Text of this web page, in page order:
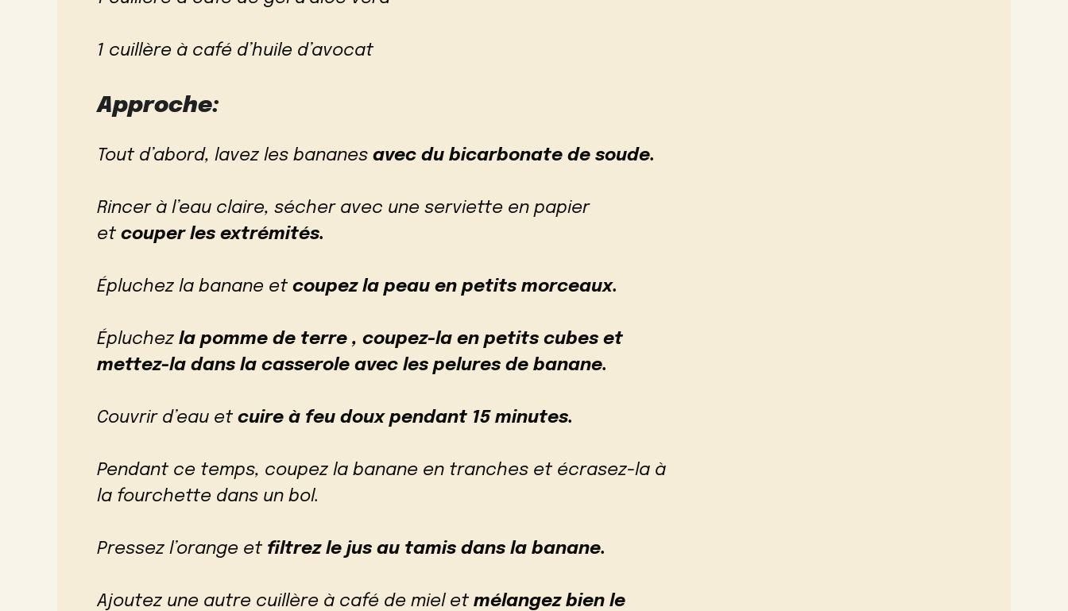
1 cuillère à café d’huile d’avocat
Approche:
Tout d’abord, lavez les bananes avec du bicarbonate de soude.
Rincer à l’eau claire, sécher avec une serviette en papier
et couper les extrémités.
Épluchez la banane et coupez la peau en petits morceaux.
Épluchez la pomme de terre , coupez-la en petits cubes et
mettez-la dans la casserole avec les pelures de banane.
Couvrir d’eau et cuire à feu doux pendant 15 minutes.
Pendant ce temps, coupez la banane en tranches et écrasez-la à
la fourchette dans un bol.
Pressez l’orange et filtrez le jus au tamis dans la banane.
Ajoutez une autre cuillère à café de miel et mélangez bien le